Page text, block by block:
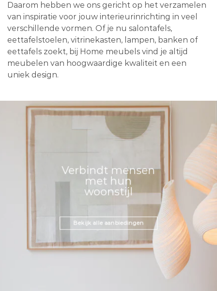
Daarom hebben we ons gericht op het verzamelen
van inspiratie voor jouw interieurinrichting in veel
verschillende vormen. Of je nu salontafels,
eettafelstoelen, vitrinekasten, lampen, banken of
eettafels zoekt, bij Home meubels vind je altijd
meubelen van hoogwaardige kwaliteit en een
uniek design.
Verbindt mensen
met hun
woonstijl
Bekijk alle aanbiedingen